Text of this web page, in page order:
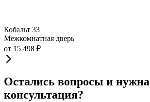
Кобальт 33
Межкомнатная дверь
от 15 498 ₽
Остались вопросы и нужна
консультация?